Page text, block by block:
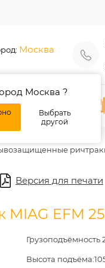
Москва
Москва ?
Выбрать
другой
нас
Версия для печати
EFM
Грузоподъёмность
Высота